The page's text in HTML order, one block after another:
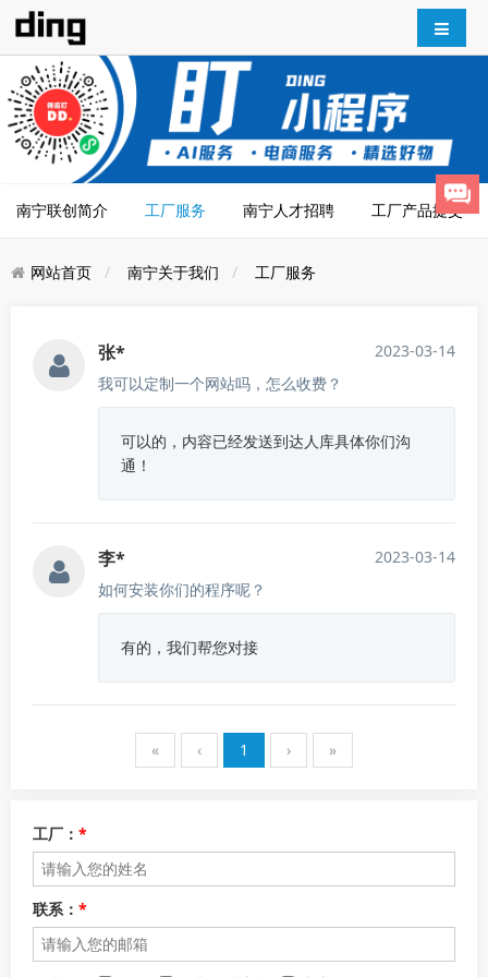
南宁联创简介 工厂服务 南宁人才招聘 工厂产品提交
网站首页 南宁关于我们 工厂服务
2023-03-14
张*
我可以定制一个网站吗，怎么收费？
可以的，内容已经发送到达人库具体你们沟
通！
2023-03-14
李*
如何安装你们的程序呢？
有的，我们帮您对接
« ‹ 1 › »
工厂： *
联系： *